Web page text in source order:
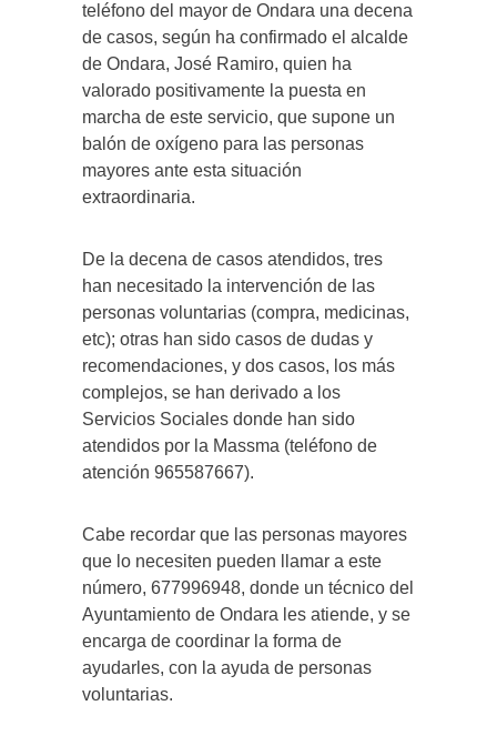
teléfono del mayor de Ondara una decena
de casos, según ha confirmado el alcalde
de Ondara, José Ramiro, quien ha
valorado positivamente la puesta en
marcha de este servicio, que supone un
balón de oxígeno para las personas
mayores ante esta situación
extraordinaria.
De la decena de casos atendidos, tres
han necesitado la intervención de las
personas voluntarias (compra, medicinas,
etc); otras han sido casos de dudas y
recomendaciones, y dos casos, los más
complejos, se han derivado a los
Servicios Sociales donde han sido
atendidos por la Massma (teléfono de
atención 965587667).
Cabe recordar que las personas mayores
que lo necesiten pueden llamar a este
número, 677996948, donde un técnico del
Ayuntamiento de Ondara les atiende, y se
encarga de coordinar la forma de
ayudarles, con la ayuda de personas
voluntarias.